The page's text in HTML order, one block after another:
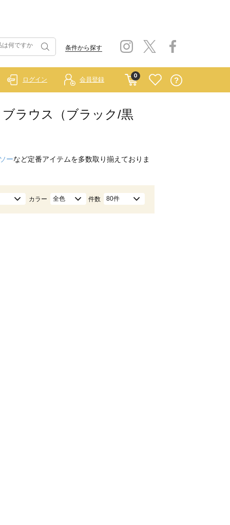
条件から探す
0
ログイン 会員登録
ラウス（ブラック/黒
ーなど定番アイテムを多数取り揃えておりま
カラー 全色 件数 80件